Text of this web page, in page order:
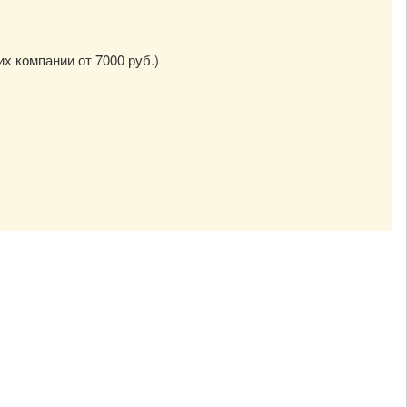
компании от 7000 руб.)